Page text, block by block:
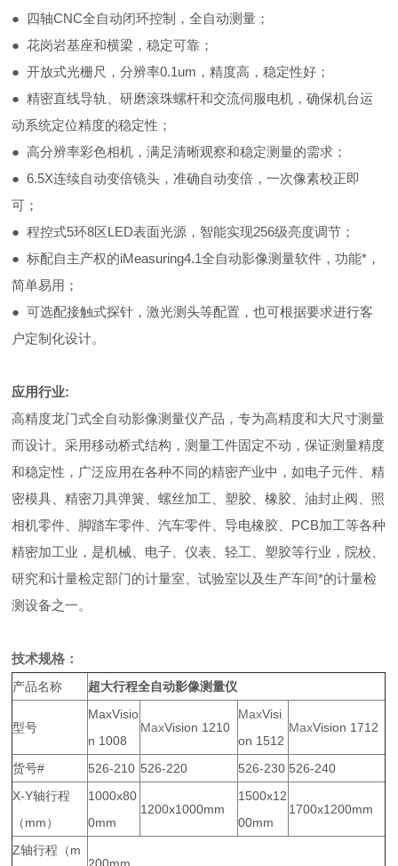
● 四轴CNC全自动闭环控制，全自动测量；
● 花岗岩基座和横梁，稳定可靠；
●开放式光栅尺，分辨率0.1um，精度高，稳定性好；
●精密直线导轨、研磨滚珠螺杆和交流伺服电机，确保机台运
动系统定位精度的稳定性；
●高分辨率彩色相机，满足清晰观察和稳定测量的需求；
●6.5X连续自动变倍镜头，准确自动变倍，一次像素校正即
可；
●程控式5环8区LED表面光源，智能实现256级亮度调节；
●标配自主产权的iMeasuring4.1全自动影像测量软件，功能*，
简单易用；
●可选配接触式探针，激光测头等配置，也可根据要求进行客
户定制化设计。
应用行业:
高精度龙门式全自动影像测量仪产品，专为高精度和大尺寸测量
而设计。采用移动桥式结构，测量工件固定不动，保证测量精度
和稳定性，广泛应用在各种不同的精密产业中，如电子元件、精
密模具、精密刀具弹簧、螺丝加工、塑胶、橡胶、油封止阀、照
相机零件、脚踏车零件、汽车零件、导电橡胶、PCB加工等各种
精密加工业，是机械、电子、仪表、轻工、塑胶等行业，院校、
研究和计量检定部门的计量室、试验室以及生产车间*的计量检
测设备之一。
技术规格：
产品名称 超大行程全自动影像测量仪
型号
MaxVisio
n 1008
MaxVision 1210
MaxVisi
on 1512
MaxVision 1712
货号# 526-210 526-220 526-230 526-240
X-Y轴行程
（mm）
1000x80
0mm
1200x1000mm
1500x12
00mm
1700x1200mm
Z轴行程（m